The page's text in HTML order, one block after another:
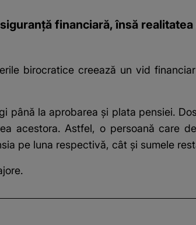
financiară, însă realitatea
birocratice creează un vid
până la aprobarea și plata pensiei.
acestora. Astfel, o persoană care
pe luna respectivă, cât și sumele